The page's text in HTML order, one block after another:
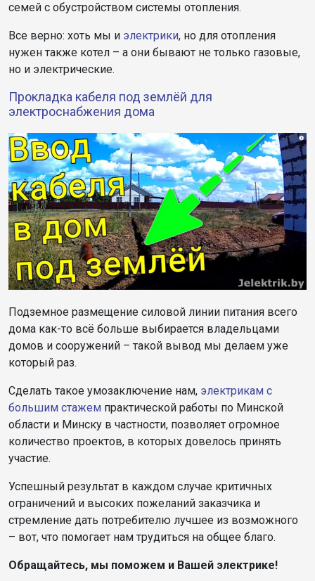
семей с обустройством системы отопления.
Все верно: хоть мы и электрики, но для отопления
нужен также котел – а они бывают не только газовые,
но и электрические.
Прокладка кабеля под землёй для
электроснабжения дома
Подземное размещение силовой линии питания всего
дома как-то всё больше выбирается владельцами
домов и сооружений – такой вывод мы делаем уже
который раз.
Сделать такое умозаключение нам, электрикам с
большим стажем практической работы по Минской
области и Минску в частности, позволяет огромное
количество проектов, в которых довелось принять
участие.
Успешный результат в каждом случае критичных
ограничений и высоких пожеланий заказчика и
стремление дать потребителю лучшее из возможного
– вот, что помогает нам трудиться на общее благо.
Обращайтесь, мы поможем и Вашей электрике!